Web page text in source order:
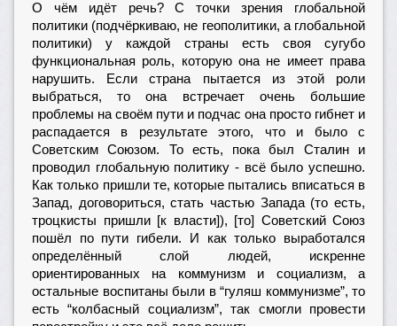
О чём идёт речь? С точки зрения глобальной
политики (подчёркиваю, не геополитики, а глобальной
политики) у каждой страны есть своя сугубо
функциональная роль, которую она не имеет права
нарушить. Если страна пытается из этой роли
выбраться, то она встречает очень большие
проблемы на своём пути и подчас она просто гибнет и
распадается в результате этого, что и было с
Советским Союзом. То есть, пока был Сталин и
проводил глобальную политику - всё было успешно.
Как только пришли те, которые пытались вписаться в
Запад, договориться, стать частью Запада (то есть,
троцкисты пришли [к власти]), [то] Советский Союз
пошёл по пути гибели. И как только выработался
определённый слой людей, искренне
ориентированных на коммунизм и социализм, а
остальные воспитаны были в “гуляш коммунизме”, то
есть “колбасный социализм”, так смогли провести